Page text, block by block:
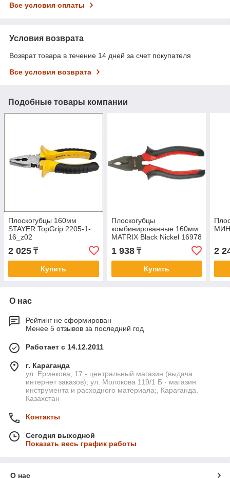
Все условия оплаты
Условия возврата
Возврат товара в течение 14 дней за счет покупателя
Все условия возврата
Подобные товары компании
Плоскогубцы 160мм
STAYER TopGrip 2205-1-
16_z02
2 025 ₸
Купить
Плоскогубцы
комбинированные 160мм
MATRIX Black Nickel 16978
1 938₸
Купить
2
О нас
Рейтинг не сформирован
Менее 5 отзывов за последний год
Работает с 14.12.2011
г. Караганда
ул. Ермекова, 17 - центральный магазин (выдача
интернет заказов); ул. Молокова 119/1 Б - магазин
инструмента и расходного материала;, Караганда,
Казахстан
Контакты
Сегодня выходной
Показать весь график работы
О нас